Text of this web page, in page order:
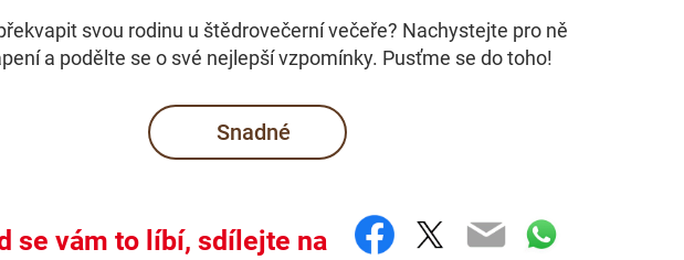
svou rodinu u štědrovečerní večeře? Nachystejte pro ně
a podělte se o své nejlepší vzpomínky. Pusťme se do toho!
Snadné
se vám to líbí, sdílejte na Facebook
Twitter
EmailWhatsApp